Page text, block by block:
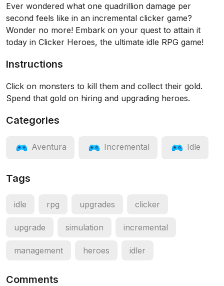
Ever wondered what one quadrillion damage per
second feels like in an incremental clicker game?
Wonder no more! Embark on your quest to attain it
today in Clicker Heroes, the ultimate idle RPG game!
Instructions
Click on monsters to kill them and collect their gold.
Spend that gold on hiring and upgrading heroes.
Categories
Aventura Incremental Idle
Tags
idle rpg upgrades clicker
upgrade simulation incremental
management heroes idler
Comments